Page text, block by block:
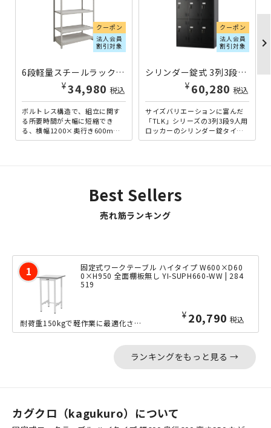
クーポン
法人会員
割引対象
6段軽量スチールラック NBタイプ H2100×W1200×D600 単立 1FH7460-6 | 613407
¥34,980 税込
ボルトレス構造で、組立に関す
る所要時間が大幅に短縮でき
る、横幅1200×奥行き600mm
の6段軽量ラックです。軽量型な
クーポン
法人会員
割引対象
シリンダー錠式 3列3段9人用ロッカー TLKシリーズ W900×D515×H1790 マットブラック HK-TLKS9-MB | 533265
¥ 60,280 税込
サイズバリエーションに富んだ
「TLK」シリーズの3列3段9人用
ロッカーのシリンダー錠タイプ
です。スペースパフォーマンス
chevron_right
Best Sellers
売れ筋ランキング
固定式ワークテーブル ハイタイプ W600×D60
0×H950 全面棚板無し YI-SUPH660-WW | 284
519
¥ 20,790 税込
耐荷重150kgで軽作業に最適化された、幅600mm×奥行600mmの立ち作業に...
ランキングをもっと見る →
カグクロ（kagukuro）について